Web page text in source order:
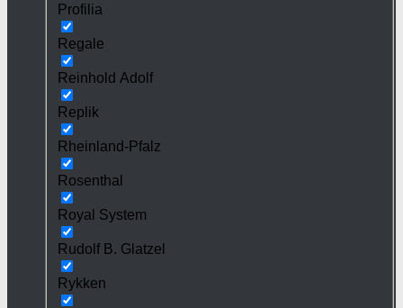
Profilia
Regale
Reinhold Adolf
Replik
Rheinland-Pfalz
Rosenthal
Royal System
Rudolf B. Glatzel
Rykken